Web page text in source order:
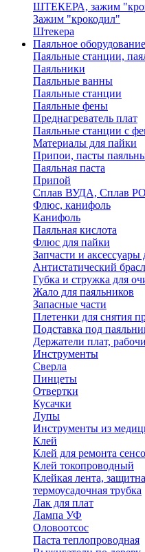
ШТЕКЕРА, зажим
Зажим "крокодил"
Штекера
Паяльное оборудование
Паяльные станции,
Паяльники
Паяльные ванны
Паяльные станции
Паяльные фены
Преднагреватель плат
Паяльные станции с
Материалы для пайки
Припои, пасты
Паяльная паста
Припой
Сплав ВУДА, Сплав
Флюс, канифоль
Канифоль
Паяльная кислота
Флюс для пайки
Запчасти и аксессуары
Антистатический
Губка и стружка для
Жало для паяльников
Запасные части
Плетенки для снятия
Подставка под
Держатели плат,
Инструменты
Сверла
Пинцеты
Отвертки
Кусачки
Лупы
Инструменты из
Клей
Клей для ремонта
Клей токопроводный
Клейкая лента,
термоусадочная трубка
Лак для плат
Лампа УФ
Оловоотсос
Паста теплопроводная